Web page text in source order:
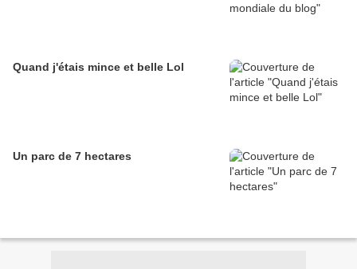
Quand j'étais mince et belle Lol
Un parc de 7 hectares